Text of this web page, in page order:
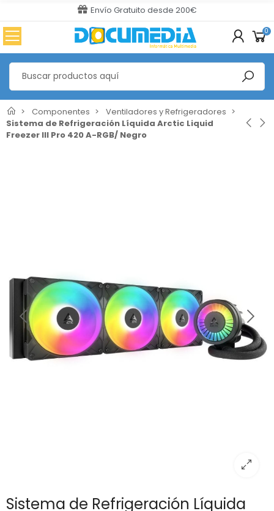
Envío Gratuito desde 200€
0
Componentes
Ventiladores y Refrigeradores
Sistema de Refrigeración Líquida Arctic Liquid
Freezer III Pro 420 A-RGB/ Negro
Sistema de Refrigeración Líquida